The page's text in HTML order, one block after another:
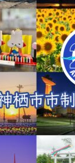
神栖市｜秋
まるで別世
島港工場夜
も期間限定